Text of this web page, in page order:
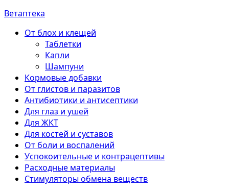
Ветаптека
От блох и клещей
Таблетки
Капли
Шампуни
Кормовые добавки
От глистов и паразитов
Антибиотики и антисептики
Для глаз и ушей
Для ЖКТ
Для костей и суставов
От боли и воспалений
Успокоительные и контрацептивы
Расходные материалы
Стимуляторы обмена веществ